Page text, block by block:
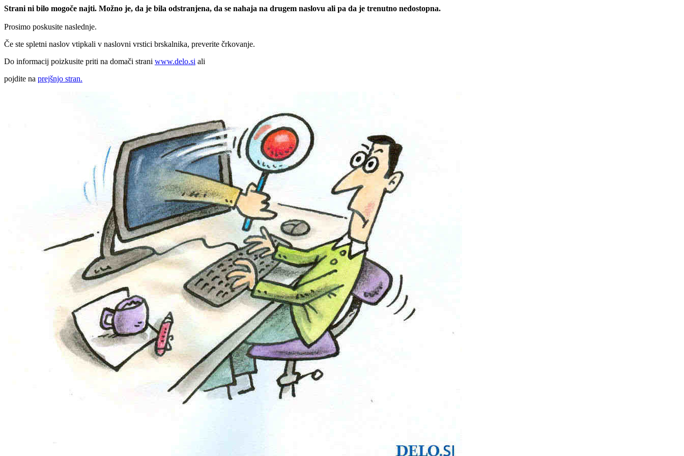
Strani ni bilo mogoče najti. Možno je, da je bila odstranjena, da se nahaja na drugem naslovu ali pa da je trenutno nedostopna.
Prosimo poskusite naslednje.
Če ste spletni naslov vtipkali v naslovni vrstici brskalnika, preverite črkovanje.
Do informacij poizkusite priti na domači strani www.delo.si ali
pojdite na prejšnjo stran.